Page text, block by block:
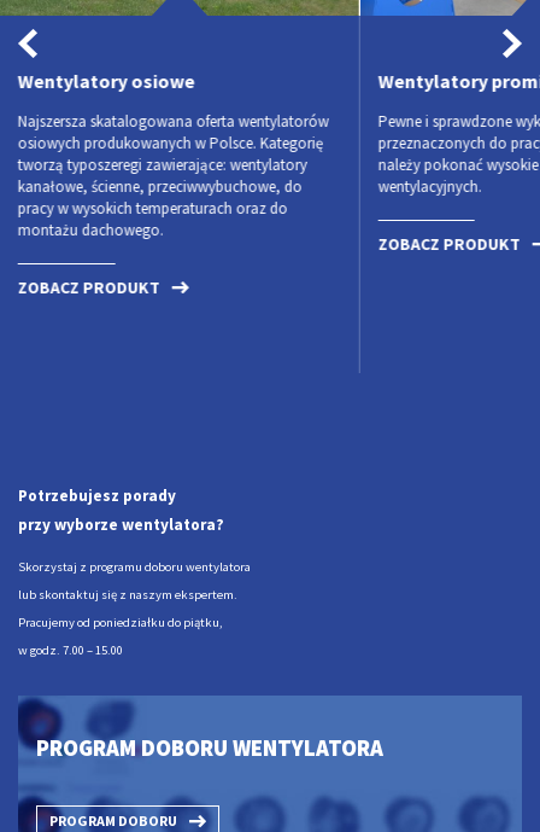
do
do
Wentylatory promieniowe
Pewne i sprawdzone wykonania wentylatorów
przeznaczonych do pracy wszędzie tam, gdzie
należy pokonać wysokie opory instalacji
wentylacyjnych.
ZOBACZ PRODUKT
Potrzebujesz porady
przy wyborze wentylatora?
Skorzystaj z programu doboru wentylatora
lub skontaktuj się z naszym ekspertem.
Pracujemy od poniedziałku do piątku,
w godz. 7.00 – 15.00
PROGRAM DOBORU WENTYLATORA
PROGRAM DOBORU